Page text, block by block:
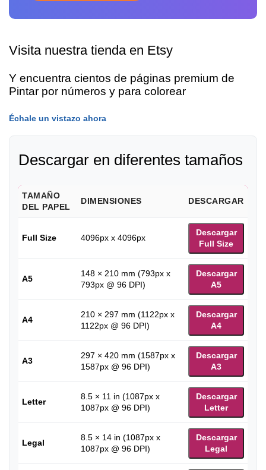
Visita nuestra tienda en Etsy
Y encuentra cientos de páginas premium de
Pintar por números y para colorear
Échale un vistazo ahora
Descargar en diferentes tamaños
TAMAÑO
DEL PAPEL
DIMENSIONES DESCARGAR
Full Size 4096px x 4096px
Descargar
Full Size
A5
148 × 210 mm (793px x
793px @ 96 DPI)
Descargar
A5
A4
210 × 297 mm (1122px x
1122px @ 96 DPI)
Descargar
A4
A3
297 × 420 mm (1587px x
1587px @ 96 DPI)
Descargar
A3
Letter
8.5 × 11 in (1087px x
1087px @ 96 DPI)
Descargar
Letter
Legal
8.5 × 14 in (1087px x
1087px @ 96 DPI)
Descargar
Legal